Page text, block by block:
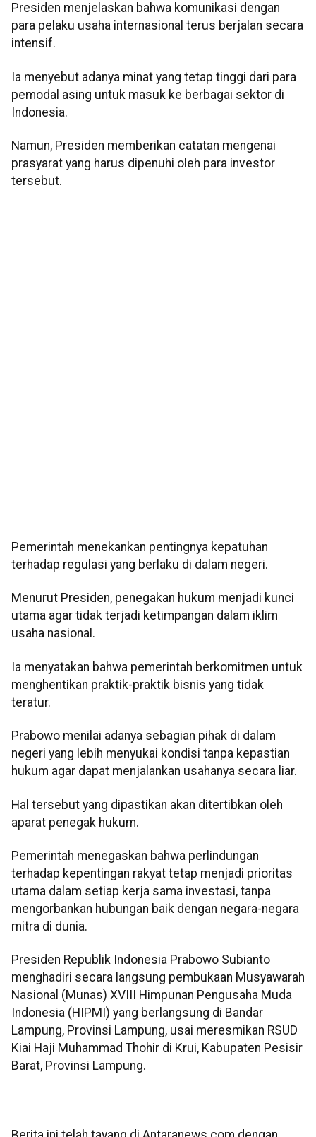
Presiden menjelaskan bahwa komunikasi dengan
para pelaku usaha internasional terus berjalan secara
intensif.
Ia menyebut adanya minat yang tetap tinggi dari para
pemodal asing untuk masuk ke berbagai sektor di
Indonesia.
Namun, Presiden memberikan catatan mengenai
prasyarat yang harus dipenuhi oleh para investor
tersebut.
Pemerintah menekankan pentingnya kepatuhan
terhadap regulasi yang berlaku di dalam negeri.
Menurut Presiden, penegakan hukum menjadi kunci
utama agar tidak terjadi ketimpangan dalam iklim
usaha nasional.
Ia menyatakan bahwa pemerintah berkomitmen untuk
menghentikan praktik-praktik bisnis yang tidak
teratur.
Prabowo menilai adanya sebagian pihak di dalam
negeri yang lebih menyukai kondisi tanpa kepastian
hukum agar dapat menjalankan usahanya secara liar.
Hal tersebut yang dipastikan akan ditertibkan oleh
aparat penegak hukum.
Pemerintah menegaskan bahwa perlindungan
terhadap kepentingan rakyat tetap menjadi prioritas
utama dalam setiap kerja sama investasi, tanpa
mengorbankan hubungan baik dengan negara-negara
mitra di dunia.
Presiden Republik Indonesia Prabowo Subianto
menghadiri secara langsung pembukaan Musyawarah
Nasional (Munas) XVIII Himpunan Pengusaha Muda
Indonesia (HIPMI) yang berlangsung di Bandar
Lampung, Provinsi Lampung, usai meresmikan RSUD
Kiai Haji Muhammad Thohir di Krui, Kabupaten Pesisir
Barat, Provinsi Lampung.